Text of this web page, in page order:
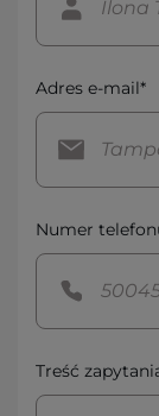
Adres e-mail*
Numer
Treść